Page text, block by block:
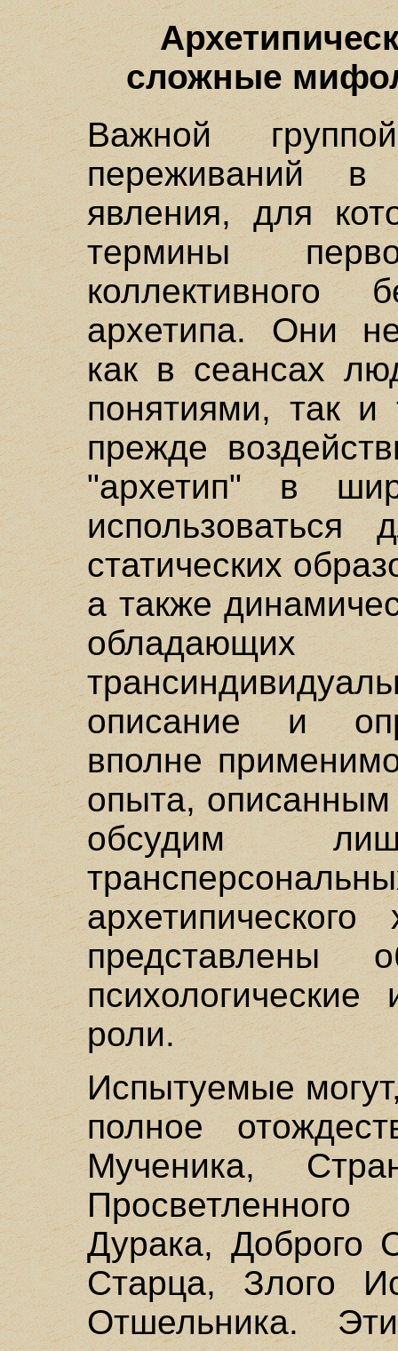
сложные
Важной
переживаний в
явления, для
термины
коллективного
архетипа. Они
как в сеансах
понятиями, так
прежде
"архетип" в
использоваться
статических
а также
описание и
вполне
опыта,
обсудим
представлены
роли.
Испытуемые
полное
Мученика,
Дурака, Доброго
Старца, Злого
Отшельника.